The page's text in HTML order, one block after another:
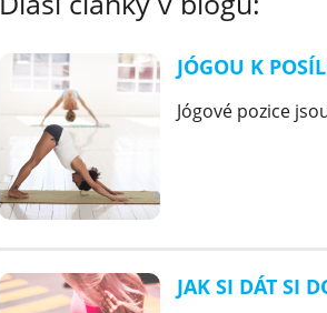
JÓGOU K
Jógové pozice
JAK SI DÁT SI